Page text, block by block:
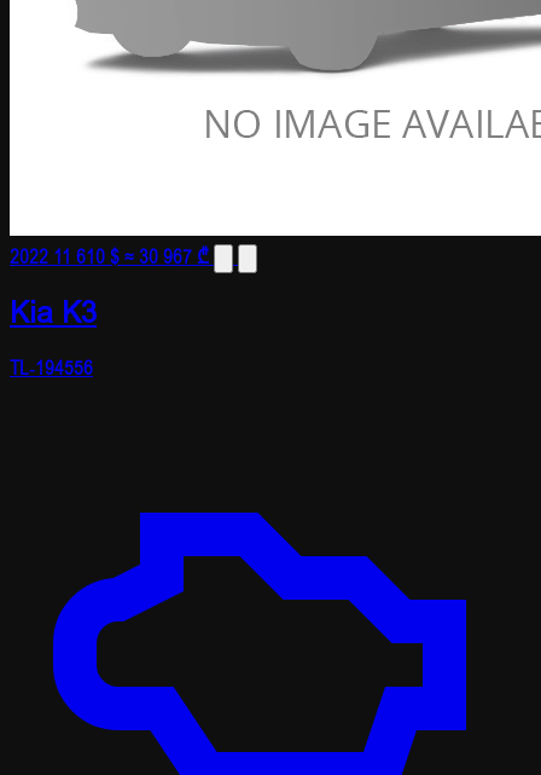
2022 11 610 $≈ 30 967 ₾
Kia K3
TL-194556